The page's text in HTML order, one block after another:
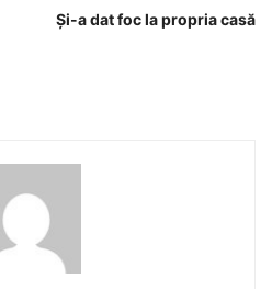
Și-a dat foc la propria casă